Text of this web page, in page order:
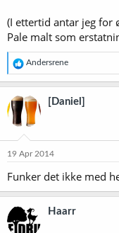
(I ettertid antar jeg for
Pale malt som
R
e
a
k
s
o
e
:
Andersrene
[Daniel]
19 Apr 2014
Funker det ikke med
Haarr